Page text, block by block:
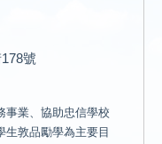
號
事業、協助忠信學校
生敦品勵學為主要目